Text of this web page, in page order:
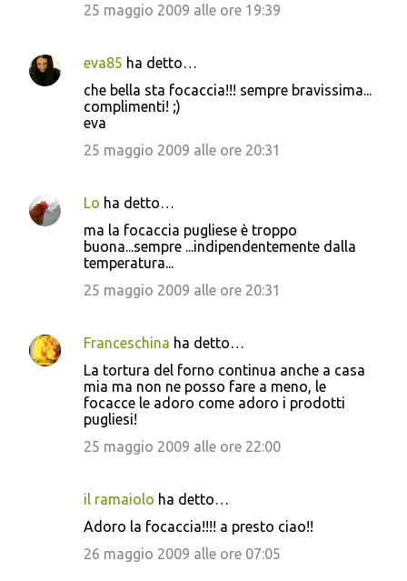
25 maggio 2009 alle ore 19:39
eva85 ha detto…
che bella sta focaccia!!! sempre bravissima...
complimenti! ;)
eva
25 maggio 2009 alle ore 20:31
Lo ha detto…
ma la focaccia pugliese è troppo
buona...sempre ...indipendentemente dalla
temperatura...
25 maggio 2009 alle ore 20:31
Franceschina ha detto…
La tortura del forno continua anche a casa
mia ma non ne posso fare a meno, le
focacce le adoro come adoro i prodotti
pugliesi!
25 maggio 2009 alle ore 22:00
il ramaiolo ha detto…
Adoro la focaccia!!!! a presto ciao!!
26 maggio 2009 alle ore 07:05